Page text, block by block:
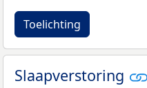
Toelichting
Slaapverstoring